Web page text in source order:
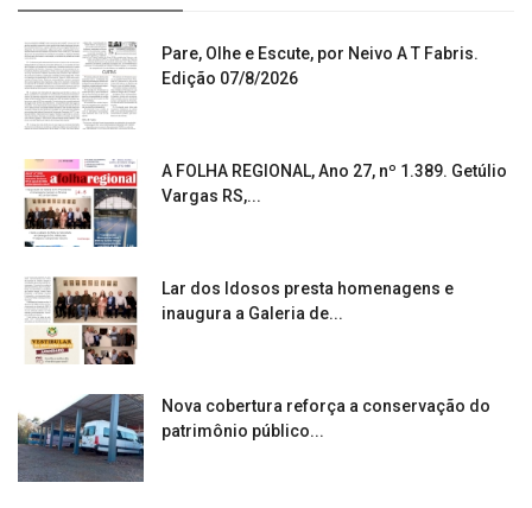
Pare, Olhe e Escute, por Neivo A T Fabris.
Edição 07/8/2026
A FOLHA REGIONAL, Ano 27, nº 1.389. Getúlio
Vargas RS,...
Lar dos Idosos presta homenagens e
inaugura a Galeria de...
Nova cobertura reforça a conservação do
patrimônio público...